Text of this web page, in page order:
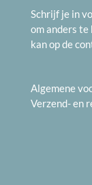
Schrijf je in
om anders
kan op de
Algemene
Verzend- en